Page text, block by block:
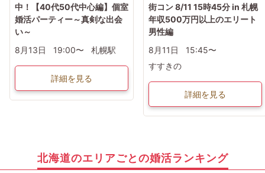
中！【40代50代中心編】個室
婚活パーティー～真剣な出会
い～
8月13日
19:00〜 札幌駅
詳細を見る
街コン 8/11 15時45分 in 札幌
年収500万円以上のエリート
男性編
8月11日
15:45〜
すすきの
詳細を見る
北海道のエリアごとの婚活ランキング